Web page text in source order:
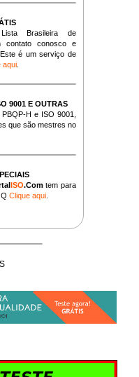
Brasileira de
contato conosco e
é um serviço de
aqui
9001 E OUTRAS
H e ISO 9001,
que são mestres no
ISO.Com tem para
Clique aqui